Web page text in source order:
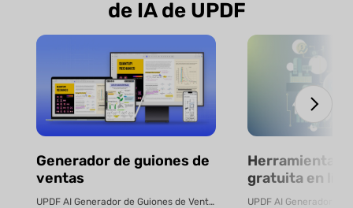
de IA de UPDF
Generador de guiones de
ventas
UPDF AI Generador de Guiones de Venta UPDF AI convierte PDFs o descripcion...
Herramienta
gratuita en
elaborar